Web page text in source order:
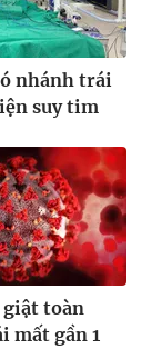
nhánh trái
suy tim
giật toàn
mất gần 1